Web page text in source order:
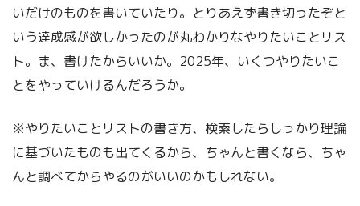
いだけのものを書いていたり。とりあえず書き切ったぞと
いう達成感が欲しかったのが丸わかりなやりたいことリス
ト。ま、書けたからいいか。2025年、いくつやりたいこ
とをやっていけるんだろうか。
※やりたいことリストの書き方、検索したらしっかり理論
に基づいたものも出てくるから、ちゃんと書くなら、ちゃ
んと調べてからやるのがいいのかもしれない。